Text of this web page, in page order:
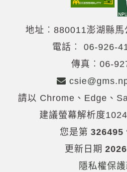
地址︰880011澎湖縣
電話︰ 06-926-
傳真︰06-
請以 Chrome、Edge、
建議螢幕解析度
您是第 326495
更新日期
隱私權保